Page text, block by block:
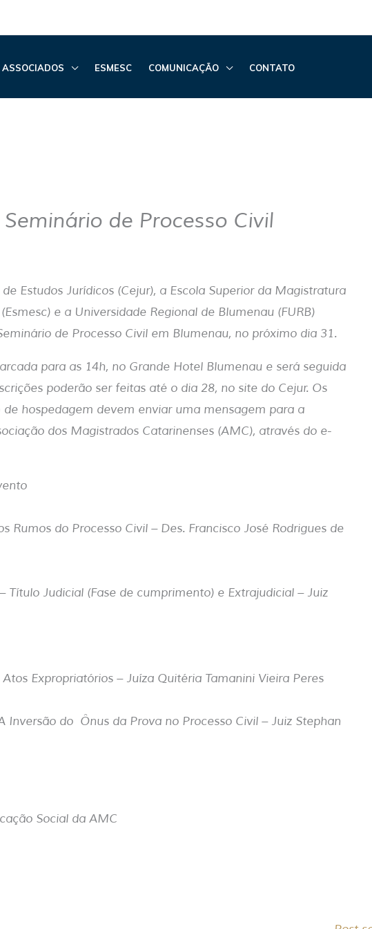
ASSOCIADOS ESMESC COMUNICAÇÃO CONTATO
de Processo Civil
Estudos Jurídicos (Cejur), a Escola Superior da Magistratura
e a Universidade Regional de Blumenau (FURB)
de Processo Civil em Blumenau, no próximo dia 31.
para as 14h, no Grande Hotel Blumenau e será seguida
poderão ser feitas até o dia 28, no site do Cejur. Os
hospedagem devem enviar uma mensagem para a
dos Magistrados Catarinenses (AMC), através do e-
Rumos do Processo Civil – Des. Francisco José Rodrigues de
Título Judicial (Fase de cumprimento) e Extrajudicial – Juiz
Expropriatórios – Juíza Quitéria Tamanini Vieira Peres
Inversão do Ônus da Prova no Processo Civil – Juiz Stephan
Social da AMC